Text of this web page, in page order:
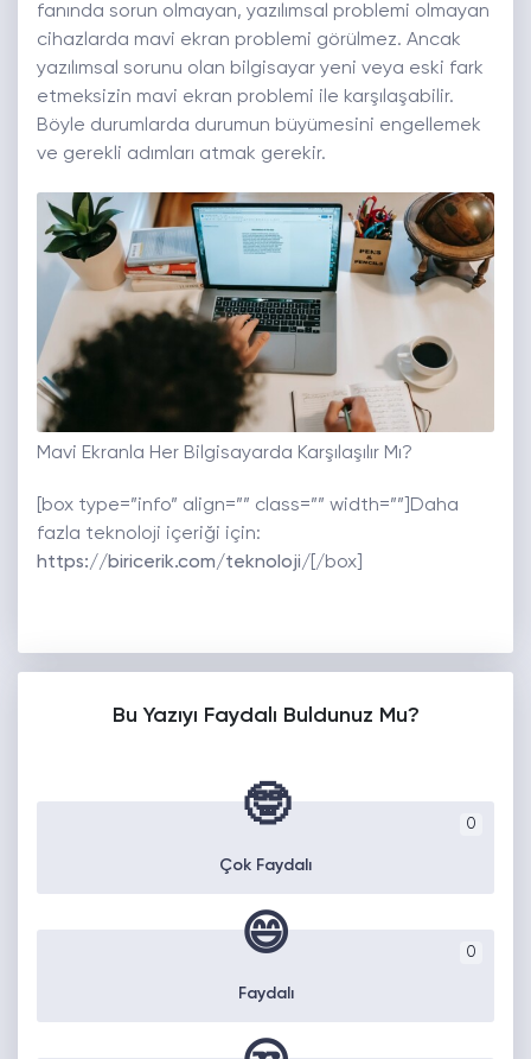
fanında sorun olmayan, yazılımsal problemi olmayan
cihazlarda mavi ekran problemi görülmez. Ancak
yazılımsal sorunu olan bilgisayar yeni veya eski fark
etmeksizin mavi ekran problemi ile karşılaşabilir.
Böyle durumlarda durumun büyümesini engellemek
ve gerekli adımları atmak gerekir.
Mavi Ekranla Her Bilgisayarda Karşılaşılır Mı?
[box type=”info” align=”” class=”” width=””]Daha
fazla teknoloji içeriği için:
https://biricerik.com/teknoloji/ [/box]
Bu Yazıyı Faydalı Buldunuz Mu?
0
🤓
Çok Faydalı
0
😄
Faydalı